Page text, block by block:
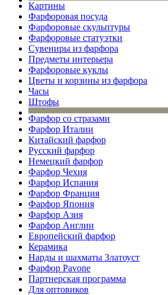
Картины
Фарфоровая посуда
Фарфоровые скульптуры
Фарфоровые статуэтки
Сувениры из фарфора
Предметы интерьера
Фарфоровые куклы
Цветы и корзины из фарфора
Часы
Штофы
Фарфор со стразами
Фарфор Италии
Китайский фарфор
Русский фарфор
Немецкий фарфор
Фарфор Чехия
Фарфор Испания
Фарфор Франция
Фарфор Япония
Фарфор Азия
Фарфор Англии
Европейский фарфор
Керамика
Нарды и шахматы Златоуст
Фарфор Pavone
Партнерская программа
Для оптовиков